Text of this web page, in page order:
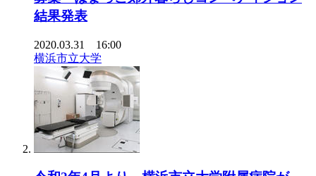
結果発表
2020.03.31 16:00
横浜市立大学